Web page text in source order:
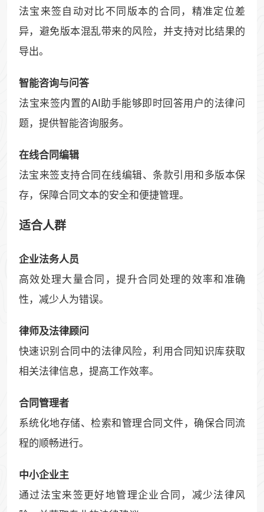
法宝来签自动对比不同版本的合同，精准定位差
异，避免版本混乱带来的风险，并支持对比结果的
导出。
智能咨询与问答
法宝来签内置的AI助手能够即时回答用户的法律问
题，提供智能咨询服务。
在线合同编辑
法宝来签支持合同在线编辑、条款引用和多版本保
存，保障合同文本的安全和便捷管理。
适合人群
企业法务人员
高效处理大量合同，提升合同处理的效率和准确
性，减少人为错误。
律师及法律顾问
快速识别合同中的法律风险，利用合同知识库获取
相关法律信息，提高工作效率。
合同管理者
系统化地存储、检索和管理合同文件，确保合同流
程的顺畅进行。
中小企业主
通过法宝来签更好地管理企业合同，减少法律风